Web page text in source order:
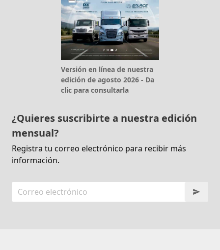
Versión en línea de nuestra
edición de agosto 2026 - Da
clic para consultarla
¿Quieres suscribirte a nuestra edición
mensual?
Registra tu correo electrónico para recibir más
información.